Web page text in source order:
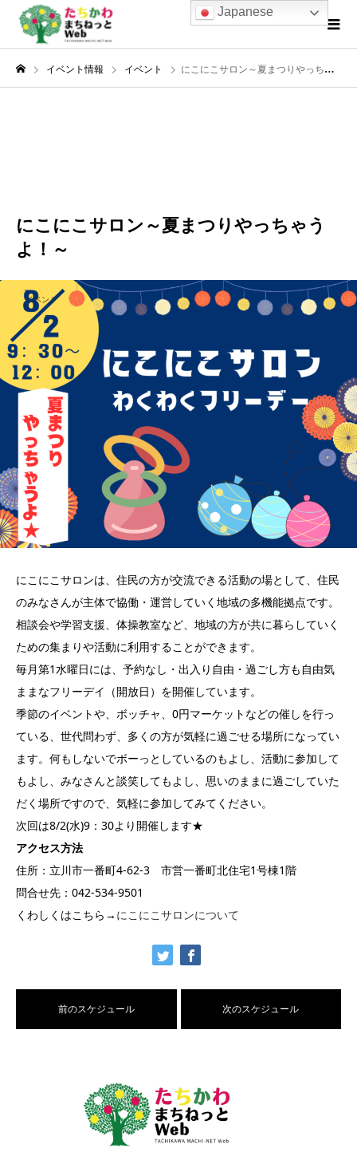
イベント情報 イベント にこにこサロン～夏まつりやっちゃうよ！～
にこにこサロン～夏まつりやっちゃう
よ！～
イベント
にこにこサロンは、住民の方が交流できる活動の場として、住民
のみなさんが主体で協働・運営していく地域の多機能拠点です。
相談会や学習支援、体操教室など、地域の方が共に暮らしていく
ための集まりや活動に利用することができます。
毎月第1水曜日には、予約なし・出入り自由・過ごし方も自由気
ままなフリーデイ（開放日）を開催しています。
季節のイベントや、ボッチャ、0円マーケットなどの催しを行っ
ている、世代問わず、多くの方が気軽に過ごせる場所になってい
ます。何もしないでボーっとしているのもよし、活動に参加して
もよし、みなさんと談笑してもよし、思いのままに過ごしていた
だく場所ですので、気軽に参加してみてください。
次回は8/2(水)9：30より開催します★
アクセス方法
住所：立川市一番町4-62-3 市営一番町北住宅1号棟1階
問合せ先：042-534-9501
くわしくはこちら→ にこにこサロンについて
前のスケジュール 次のスケジュール
Japanese